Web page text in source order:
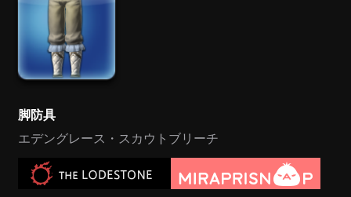
脚防具
エデングレース・スカウトブリーチ